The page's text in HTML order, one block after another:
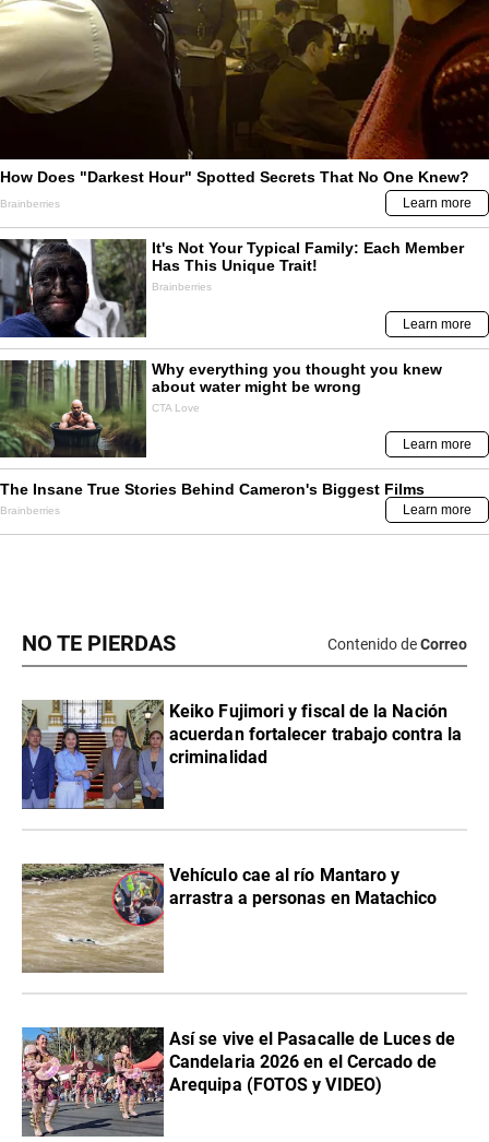
NO TE PIERDAS Contenido deCorreo
Keiko Fujimori y fiscal de la Nación
acuerdan fortalecer trabajo contra la
criminalidad
Vehículo cae al río Mantaro y
arrastra a personas en Matachico
Así se vive el Pasacalle de Luces de
Candelaria 2026 en el Cercado de
Arequipa (FOTOS y VIDEO)